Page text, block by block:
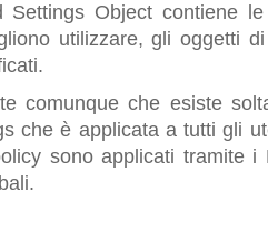
Settings Object contiene
utilizzare, gli oggetti
comunque che esiste
che è applicata a tutti gli
sono applicati tramite